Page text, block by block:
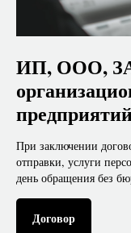
ИП, ООО,
При заключении
отправки, услуги
день обращения без
Договор